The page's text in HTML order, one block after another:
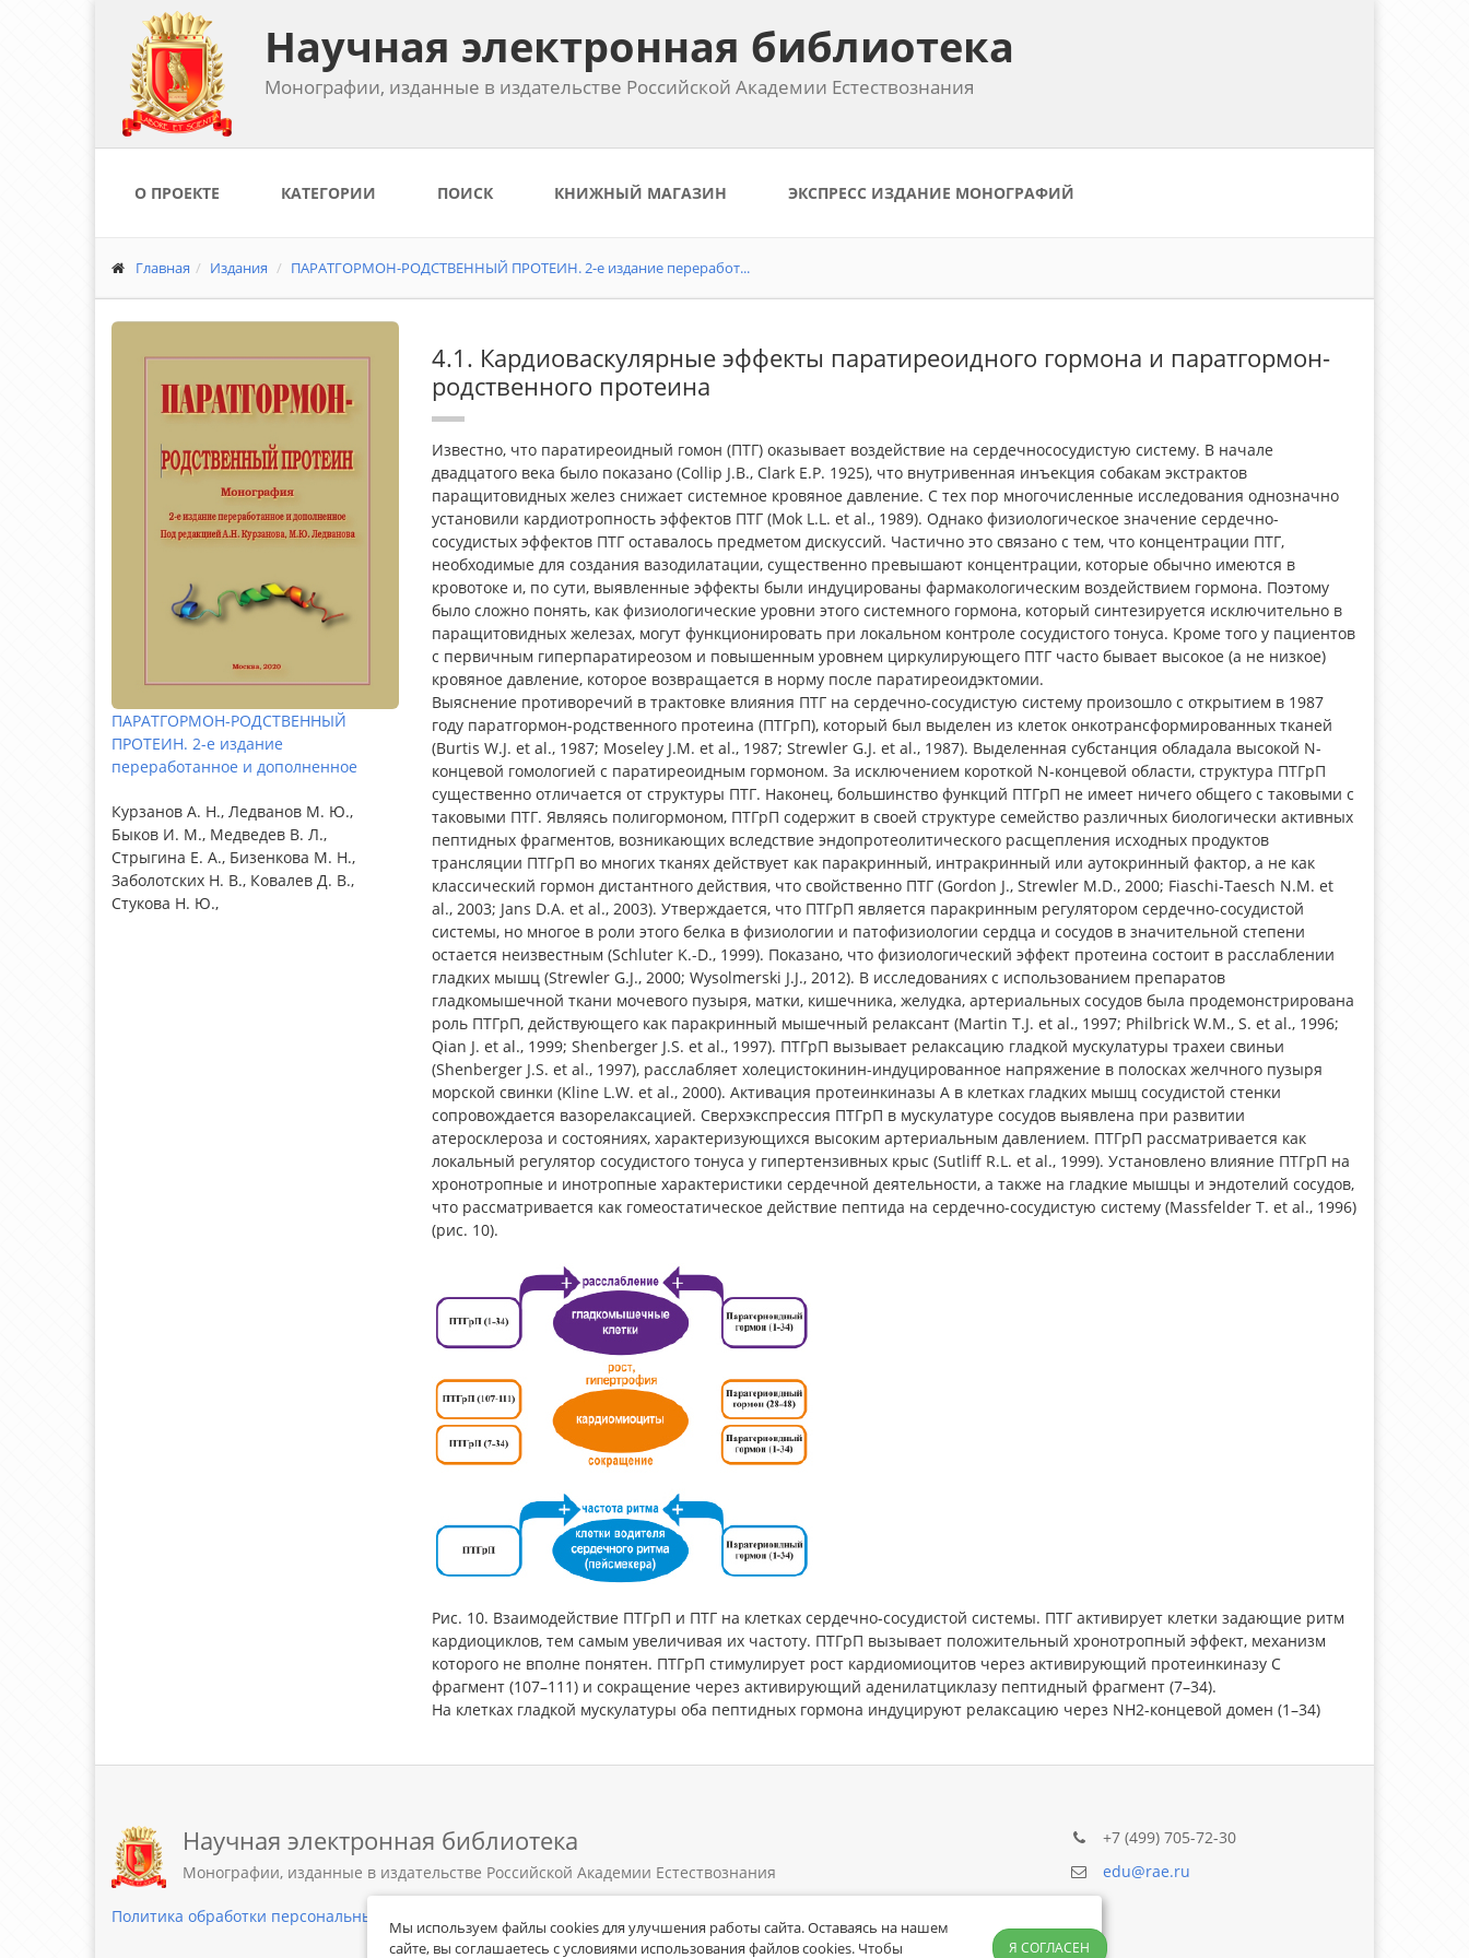
Научная электронная библиотека
Монографии, изданные в издательстве Российской Академии Естествознания
О ПРОЕКТЕ КАТЕГОРИИ ПОИСК КНИЖНЫЙ МАГАЗИН ЭКСПРЕСС ИЗДАНИЕ МОНОГРАФИЙ
Главная Издания ПАРАТГОРМОН-РОДСТВЕННЫЙ ПРОТЕИН. 2-е издание переработ...
ПАРАТГОРМОН-РОДСТВЕННЫЙ
ПРОТЕИН. 2-е издание
переработанное и дополненное
Курзанов А. Н., Ледванов М. Ю.,
Быков И. М., Медведев В. Л.,
Стрыгина Е. А., Бизенкова М. Н.,
Заболотских Н. В., Ковалев Д. В.,
Стукова Н. Ю.,
4.1. Кардиоваскулярные эффекты паратиреоидного гормона и паратгормон-
родственного протеина
Известно, что паратиреоидный гомон (ПТГ) оказывает воздействие на сердечнососудистую систему. В начале
двадцатого века было показано (Collip J.B., Clark E.P. 1925), что внутривенная инъекция собакам экстрактов
паращитовидных желез снижает системное кровяное давление. С тех пор многочисленные исследования однозначно
установили кардиотропность эффектов ПТГ (Mok L.L. et al., 1989). Однако физиологическое значение сердечно-
сосудистых эффектов ПТГ оставалось предметом дискуссий. Частично это связано с тем, что концентрации ПТГ,
необходимые для создания вазодилатации, существенно превышают концентрации, которые обычно имеются в
кровотоке и, по сути, выявленные эффекты были индуцированы фармакологическим воздействием гормона. Поэтому
было сложно понять, как физиологические уровни этого системного гормона, который синтезируется исключительно в
паращитовидных железах, могут функционировать при локальном контроле сосудистого тонуса. Кроме того у пациентов
с первичным гиперпаратиреозом и повышенным уровнем циркулирующего ПТГ часто бывает высокое (а не низкое)
кровяное давление, которое возвращается в норму после паратиреоидэктомии.
Выяснение противоречий в трактовке влияния ПТГ на сердечно-сосудистую систему произошло с открытием в 1987
году паратгормон-родственного протеина (ПТГрП), который был выделен из клеток онкотрансформированных тканей
(Burtis W.J. et al., 1987; Moseley J.M. et al., 1987; Strewler G.J. et al., 1987). Выделенная субстанция обладала высокой N-
концевой гомологией с паратиреоидным гормоном. За исключением короткой N-концевой области, структура ПТГрП
существенно отличается от структуры ПТГ. Наконец, большинство функций ПТГрП не имеет ничего общего с таковыми с
таковыми ПТГ. Являясь полигормоном, ПТГрП содержит в своей структуре семейство различных биологически активных
пептидных фрагментов, возникающих вследствие эндопротеолитического расщепления исходных продуктов
трансляции ПТГрП во многих тканях действует как паракринный, интракринный или аутокринный фактор, а не как
классический гормон дистантного действия, что свойственно ПТГ (Gordon J., Strewler M.D., 2000; Fiaschi-Taesch N.M. et
al., 2003; Jans D.A. et al., 2003). Утверждается, что ПТГрП является паракринным регулятором сердечно-сосудистой
системы, но многое в роли этого белка в физиологии и патофизиологии сердца и сосудов в значительной степени
остается неизвестным (Schluter K.-D., 1999). Показано, что физиологический эффект протеина состоит в расслаблении
гладких мышц (Strewler G.J., 2000; Wysolmerski J.J., 2012). В исследованиях с использованием препаратов
гладкомышечной ткани мочевого пузыря, матки, кишечника, желудка, артериальных сосудов была продемонстрирована
роль ПТГрП, действующего как паракринный мышечный релаксант (Martin T.J. et al., 1997; Philbrick W.M., S. et al., 1996;
Qian J. et al., 1999; Shenberger J.S. et al., 1997). ПТГрП вызывает релаксацию гладкой мускулатуры трахеи свиньи
(Shenberger J.S. et al., 1997), расслабляет холецистокинин-индуцированное напряжение в полосках желчного пузыря
морской свинки (Kline L.W. et al., 2000). Активация протеинкиназы А в клетках гладких мышц сосудистой стенки
сопровождается вазорелаксацией. Сверхэкспрессия ПТГрП в мускулатуре сосудов выявлена при развитии
атеросклероза и состояниях, характеризующихся высоким артериальным давлением. ПТГрП рассматривается как
локальный регулятор сосудистого тонуса у гипертензивных крыс (Sutliff R.L. et al., 1999). Установлено влияние ПТГрП на
хронотропные и инотропные характеристики сердечной деятельности, а также на гладкие мышцы и эндотелий сосудов,
что рассматривается как гомеостатическое действие пептида на сердечно-сосудистую систему (Massfelder T. et al., 1996)
(рис. 10).
Рис. 10. Взаимодействие ПТГрП и ПТГ на клетках сердечно-сосудистой системы. ПТГ активирует клетки задающие ритм
кардиоциклов, тем самым увеличивая их частоту. ПТГрП вызывает положительный хронотропный эффект, механизм
которого не вполне понятен. ПТГрП стимулирует рост кардиомиоцитов через активирующий протеинкиназу С
фрагмент (107–111) и сокращение через активирующий аденилатциклазу пептидный фрагмент (7–34).
На клетках гладкой мускулатуры оба пептидных гормона индуцируют релаксацию через NH2-концевой домен (1–34)
Научная электронная библиотека
Монографии, изданные в издательстве Российской Академии Естествознания
Политика обработки персональных данных
+7 (499) 705-72-30
edu@rae.ru
Мы используем файлы cookies для улучшения работы сайта. Оставаясь на нашем
сайте, вы соглашаетесь с условиями использования файлов cookies. Чтобы
Я СОГЛАСЕН